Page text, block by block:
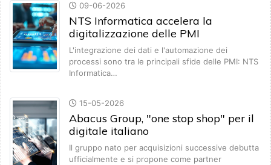
09-06-2026
NTS Informatica accelera la
digitalizzazione delle PMI
L'integrazione dei dati e l'automazione dei
processi sono tra le principali sfide delle PMI: NTS
Informatica…
15-05-2026
Abacus Group, "one stop shop" per il
digitale italiano
Il gruppo nato per acquisizioni successive debutta
ufficialmente e si propone come partner